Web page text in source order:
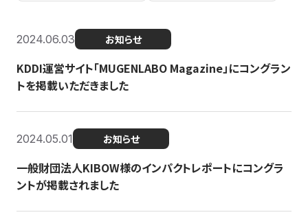
2024.06.03 お知らせ
KDDI運営サイト「MUGENLABO Magazine」にコングラン
トを掲載いただきました
2024.05.01 お知らせ
一般財団法人KIBOW様のインパクトレポートにコングラ
ントが掲載されました